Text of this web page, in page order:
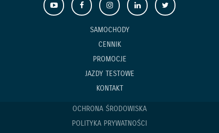
SAMOCHODY
CENNIK
PROMOCJE
JAZDY TESTOWE
KONTAKT
OCHRONA ŚRODOWISKA
POLITYKA PRYWATNOŚCI